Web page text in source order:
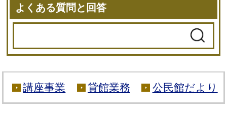
よくある質問と回答
講座事業 貸館業務 公民館だより